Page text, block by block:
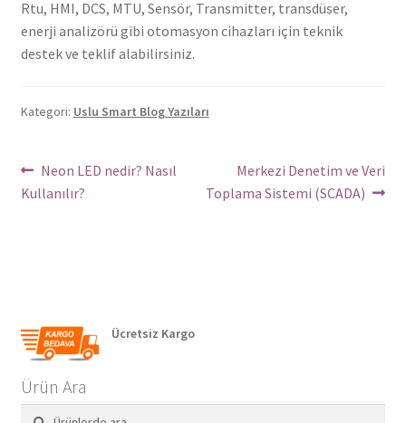
Rtu, HMI, DCS, MTU, Sensör, Transmitter, transdüser,
enerji analizörü gibi otomasyon cihazları için teknik
destek ve teklif alabilirsiniz.
Kategori: Uslu Smart Blog Yazıları
Yazı
dolaşımı
Önceki
Yazı:
Neon LED nedir? Nasıl
Kullanılır?
Sonraki
yazı:
Merkezi Denetim ve Veri
Toplama Sistemi (SCADA)
Ücretsiz Kargo
Ürün Ara
Ara:
Ara